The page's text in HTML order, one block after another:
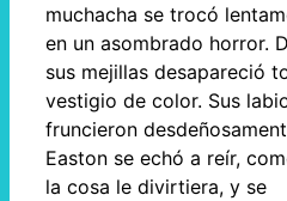
muchacha se trocó
en un asombrado horror.
sus mejillas desapareció
vestigio de color. Sus
fruncieron
Easton se echó a reír,
la cosa le divirtiera, y se